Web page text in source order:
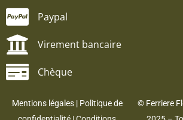
Paypal
Virement bancaire
Chèque
Mentions légales| Politique de
© Ferriere